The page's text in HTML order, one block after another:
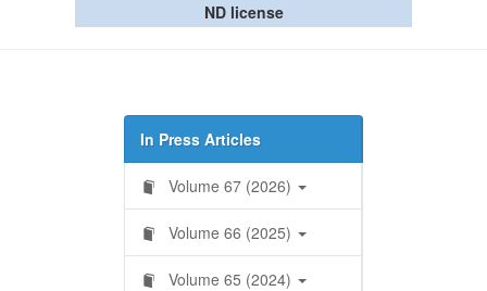
ND license
In Press Articles
Volume 67 (2026)
Volume 66 (2025)
Volume 65 (2024)